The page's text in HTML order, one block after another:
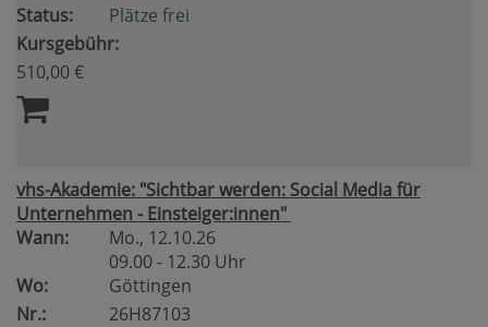
Status:
Plätze frei
Kursgebühr:
510,00 €
vhs-Akademie: "Sichtbar werden: Social Media für
Unternehmen - Einsteiger:innen"
Wann:
Mo., 12.10.26
09.00 - 12.30 Uhr
Wo:
Göttingen
Nr.:
26H87103